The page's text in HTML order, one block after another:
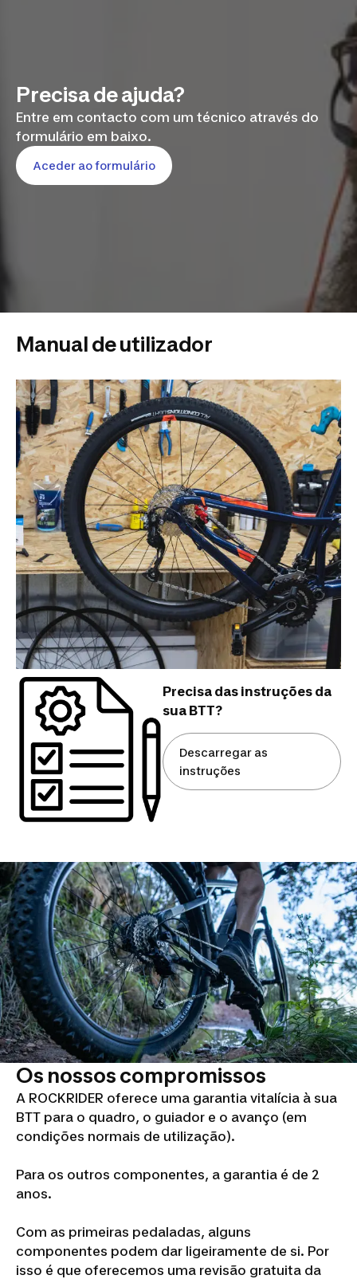
Precisa de ajuda?
Entre em contacto com um técnico através do
formulário em baixo.
Aceder ao formulário
Manual de utilizador
Precisa das instruções da
sua BTT?
Descarregar as
instruções
Os nossos compromissos
A ROCKRIDER oferece uma garantia vitalícia à sua
BTT para o quadro, o guiador e o avanço (em
condições normais de utilização).
Para os outros componentes, a garantia é de 2
anos.
Com as primeiras pedaladas, alguns
componentes podem dar ligeiramente de si. Por
isso é que oferecemos uma revisão gratuita da